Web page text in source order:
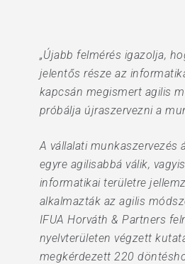
„Újabb felmérés igazolja,
jelentős része az
kapcsán megismert agilis
próbálja újraszervezni a
A vállalati munkaszervezés
egyre agilisabbá válik,
informatikai területre
alkalmazták az agilis
IFUA Horváth & Partners
nyelvterületen végzett
megkérdezett 220